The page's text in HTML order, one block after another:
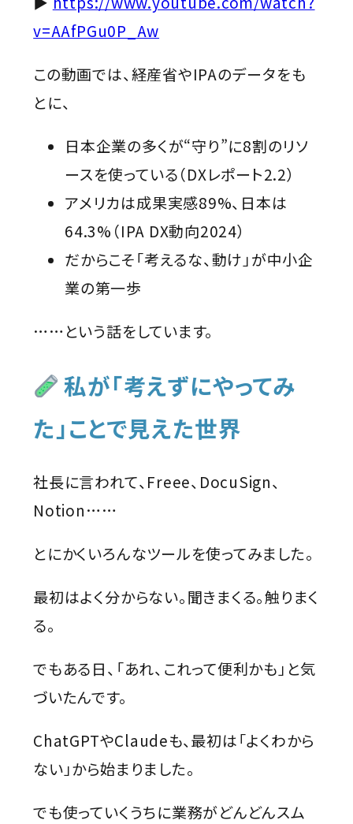
v=AAfPGu0P_Aw
この動画では、経産省やIPAのデータをも
とに、
日本企業の多くが“守り”に8割のリソ
ースを使っている（DXレポート2.2）
アメリカは成果実感89%、日本は
64.3%（IPA DX動向2024）
だからこそ「考えるな、動け」が中小企
業の第一歩
……という話をしています。
私が「考えずにやってみ
た」ことで見えた世界
社長に言われて、Freee、DocuSign、
Notion……
とにかくいろんなツールを使ってみました。
最初はよく分からない。聞きまくる。触りまく
る。
でもある日、「あれ、これって便利かも」と気
づいたんです。
ChatGPTやClaudeも、最初は「よくわから
ない」から始まりました。
でも使っていくうちに業務がどんどんスム